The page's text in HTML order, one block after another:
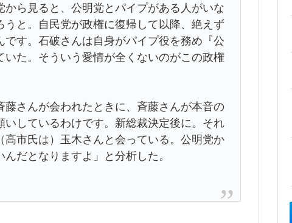
ら見ると、公明党とパイプがある人がいな
と。自民党が政権に復帰して以降、絶えず
す。石破さんは自身がパイプ役を務め『公
た。そういう愛情が全くないのがこの政権
さんが会われたときに、斉藤さんが本音の
しているわけです。新総裁決定後に。それ
市氏は）玉木さんと会っている。公明党か
だとなりますよ」と分析した。